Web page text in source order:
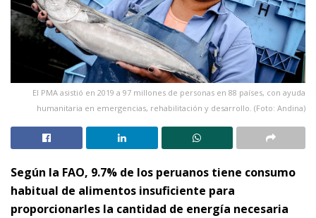
El PMA asistió en 2019 a 97 millones de personas en 88 países, con ayuda
humanitaria en emergencias, rehabilitación y desarrollo. (Foto: Andina)
Según la FAO, 9.7% de los peruanos tiene consumo
habitual de alimentos insuficiente para
proporcionarles la cantidad de energía necesaria